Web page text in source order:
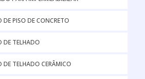
DE PISO DE CONCRETO
DE TELHADO
DE TELHADO CERÂMICO